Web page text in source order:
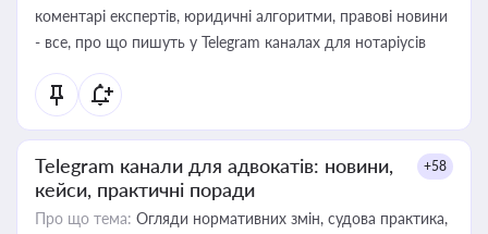
коментарі експертів, юридичні алгоритми, правові новини
- все, про що пишуть у Telegram каналах для нотаріусів
Telegram канали для адвокатів: новини,
кейси, практичні поради
+58
Про що тема: Огляди нормативних змін, судова практика,